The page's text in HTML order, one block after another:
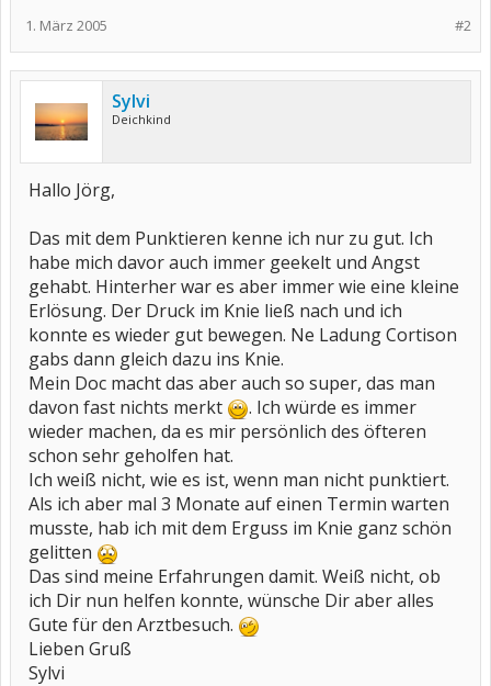
#2
1. März 2005
Sylvi
Deichkind
Hallo Jörg,
Das mit dem Punktieren kenne ich nur zu gut. Ich
habe mich davor auch immer geekelt und Angst
gehabt. Hinterher war es aber immer wie eine kleine
Erlösung. Der Druck im Knie ließ nach und ich
konnte es wieder gut bewegen. Ne Ladung Cortison
gabs dann gleich dazu ins Knie.
Mein Doc macht das aber auch so super, das man
davon fast nichts merkt
. Ich würde es immer
wieder machen, da es mir persönlich des öfteren
schon sehr geholfen hat.
Ich weiß nicht, wie es ist, wenn man nicht punktiert.
Als ich aber mal 3 Monate auf einen Termin warten
musste, hab ich mit dem Erguss im Knie ganz schön
gelitten
Das sind meine Erfahrungen damit. Weiß nicht, ob
ich Dir nun helfen konnte, wünsche Dir aber alles
Gute für den Arztbesuch.
Lieben Gruß
Sylvi